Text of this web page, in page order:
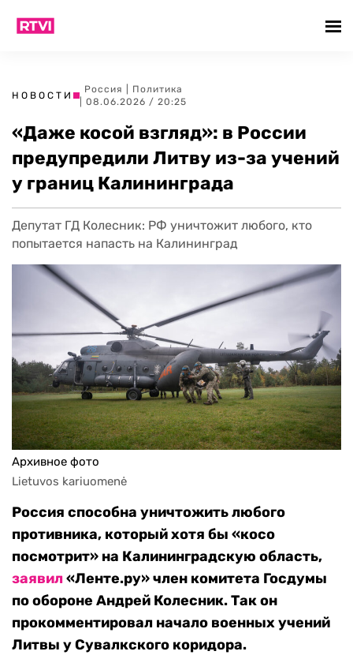
НОВОСТИ
Россия
Политика
| 08.06.2026 / 20:25
«Даже косой взгляд»: в России
предупредили Литву из-за учений
у границ Калининграда
Депутат ГД Колесник: РФ уничтожит любого, кто
попытается напасть на Калининград
Архивное фото
Lietuvos kariuomenė
Россия способна уничтожить любого
противника, который хотя бы «косо
посмотрит» на Калининградскую область,
заявил«Ленте.ру» член комитета Госдумы
по обороне Андрей Колесник. Так он
прокомментировал начало военных учений
Литвы у Сувалкского коридора.